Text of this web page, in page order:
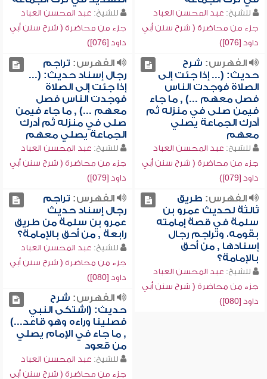
للشيخ: عبد المحسن العباد
جزء من محاضرة ( شرح سنن أبي
داود [076])
للشيخ: عبد المحسن العباد
جزء من محاضرة ( شرح سنن أبي
داود [076])
الفهرس: شرح
حديث: (... إذا جئت إلى
الصلاة فوجدت الناس
فصل معهم ...) , ما جاء
فيمن صلى في منزله ثم
أدرك الجماعة يصلي
معهم
للشيخ: عبد المحسن العباد
جزء من محاضرة ( شرح سنن أبي
داود [079])
الفهرس: تراجم
رجال إسناد حديث: (...
إذا جئت إلى الصلاة
فوجدت الناس فصل
معهم ...) , ما جاء فيمن
صلى في منزله ثم أدرك
الجماعة يصلي معهم
للشيخ: عبد المحسن العباد
جزء من محاضرة ( شرح سنن أبي
داود [079])
الفهرس: طريق
ثالثة لحديث عمرو بن
سلمة في قصة إمامته
بقومه، وتراجم رجال
إسنادها , من أحق
بالإمامة؟
للشيخ: عبد المحسن العباد
جزء من محاضرة ( شرح سنن أبي
داود [080])
الفهرس: تراجم
رجال إسناد حديث
عمرو بن سلمة من طريق
رابعة , من أحق بالإمامة؟
للشيخ: عبد المحسن العباد
جزء من محاضرة ( شرح سنن أبي
داود [080])
الفهرس: شرح
حديث: (اشتكى النبي
فصلينا وراءه وهو قاعد...)
, ما جاء في الإمام يصلي
من قعود
للشيخ: عبد المحسن العباد
جزء من محاضرة ( شرح سنن أبي